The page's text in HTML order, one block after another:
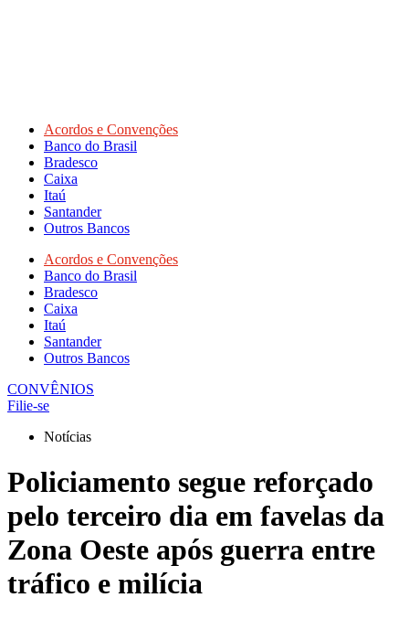
Acordos e Convenções
Banco do Brasil
Bradesco
Caixa
Itaú
Santander
Outros Bancos
Acordos e Convenções
Banco do Brasil
Bradesco
Caixa
Itaú
Santander
Outros Bancos
CONVÊNIOS
Filie-se
Notícias
Policiamento segue reforçado
pelo terceiro dia em favelas da
Zona Oeste após guerra entre
tráfico e milícia